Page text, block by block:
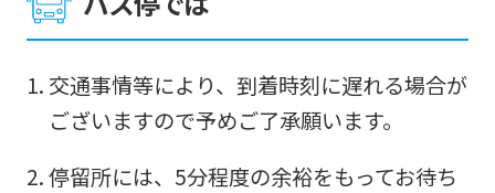
交通事情等により、到着時刻に遅れる場合が
ございますので予めご了承願います。
停留所には、5分程度の余裕をもってお待ち